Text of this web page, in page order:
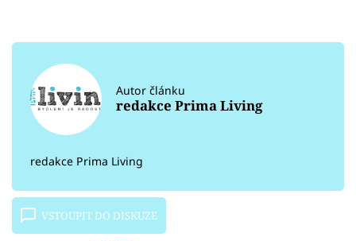
Autor článku
redakce Prima Living
redakce Prima Living
VSTOUPIT DO DISKUZE